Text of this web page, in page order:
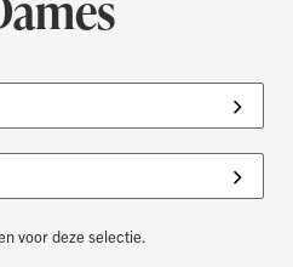
voor deze selectie.